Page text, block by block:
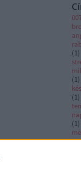
(1)
(1)
(1)
(1)